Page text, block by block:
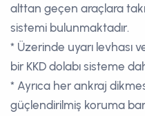
alttan geçen araçlara
sistemi bulunmaktadır.
* Üzerinde uyarı levhası
bir KKD dolabı sisteme
* Ayrıca her ankraj
güçlendirilmiş koruma